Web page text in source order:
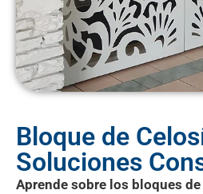
Bloque de
Soluciones
Aprende sobre los bloques